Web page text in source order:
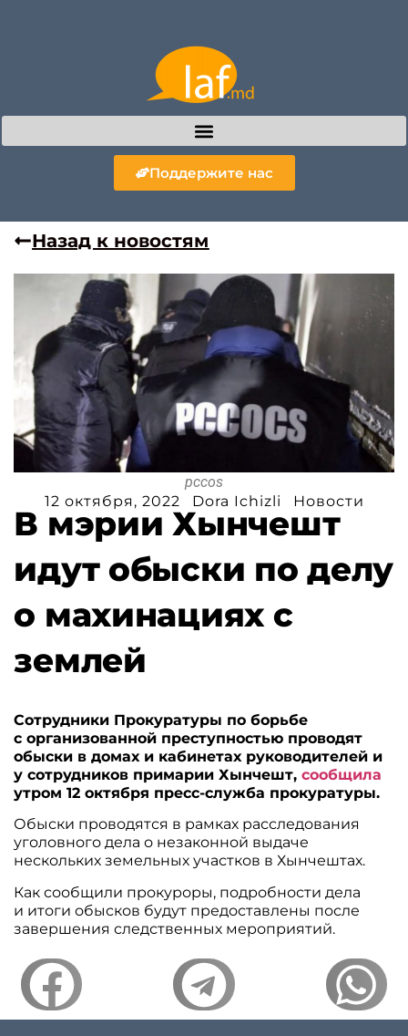
Поддержите нас
Назад к новостям
pccos
12 октября, 2022
Dora Ichizli Новости
В мэрии Хынчешт
идут обыски по делу
о махинациях с
землей
Сотрудники Прокуратуры по борьбе
с организованной преступностью проводят
обыски в домах и кабинетах руководителей и
у сотрудников примарии Хынчешт,сообщила
утром 12 октября пресс-служба прокуратуры.
Обыски проводятся в рамках расследования
уголовного дела о незаконной выдаче
нескольких земельных участков в Хынчештах.
Как сообщили прокуроры, подробности дела
и итоги обысков будут предоставлены после
завершения следственных мероприятий.